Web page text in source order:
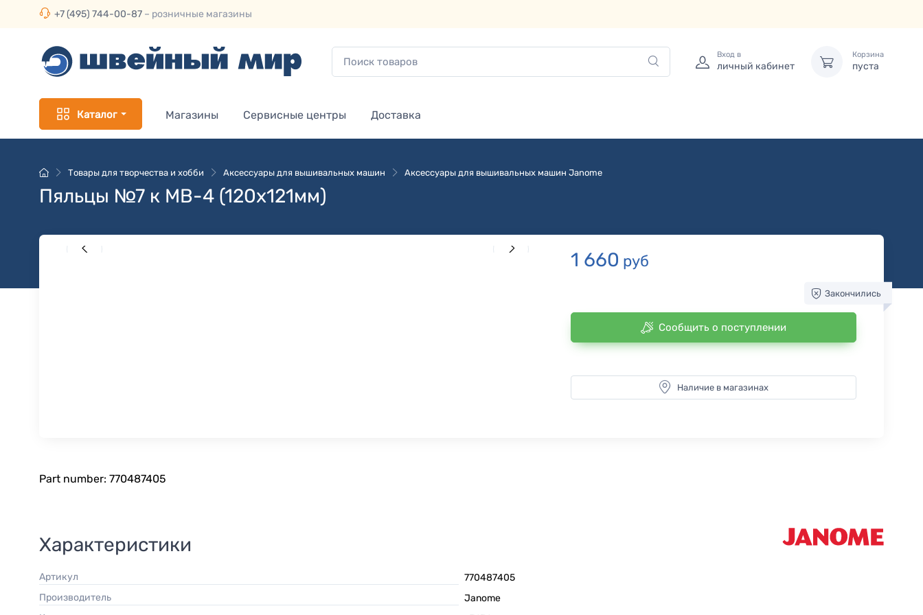
+7 (495) 744-00-87 – розничные магазины
Вход в
личный кабинет
Корзина
пуста
Каталог Магазины Сервисные центры Доставка
Товары для творчества и хобби Аксессуары для вышивальных машин Аксессуары для вышивальных машин Janome
Пяльцы №7 к MB-4 (120х121мм)
1 660 руб
Закончились
Сообщить о поступлении
Наличие в магазинах
Part number: 770487405
Характеристики
Артикул
770487405
Производитель
Janome